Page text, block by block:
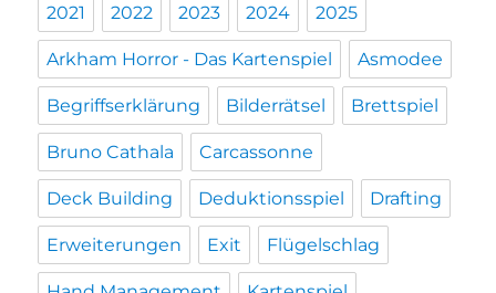
2021 2022 2023 2024 2025
Arkham Horror - Das Kartenspiel Asmodee
Begriffserklärung Bilderrätsel Brettspiel
Bruno Cathala Carcassonne
Deck Building Deduktionsspiel Drafting
Erweiterungen Exit Flügelschlag